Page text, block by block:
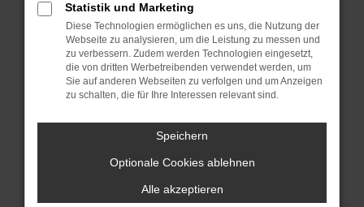
Manche Erweiterungen, wie Werbeblocker,
können das Laden bestimmter Seiten
verhindern. Funktioniert die Seite in einem
anderen Browser oder in einem privaten
Fenster?
Das kann manchmal helfen, vorübergehende
Probleme zu beheben.
Stelle sicher, dass dein Browser und dein
Betriebssystem auf dem neuesten Stand
Statistik und Marketing
Diese Technologien ermöglichen es uns, die Nutzung der
Webseite zu analysieren, um die Leistung zu messen und
zu verbessern. Zudem werden Technologien eingesetzt,
die von dritten Werbetreibenden verwendet werden, um
Sie auf anderen Webseiten zu verfolgen und um Anzeigen
zu schalten, die für Ihre Interessen relevant sind.
Speichern
Optionale Cookies ablehnen
Alle akzeptieren